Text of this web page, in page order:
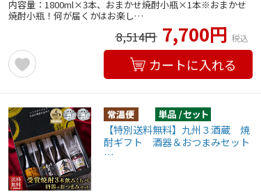
内容量：1800ml×3本、おまかせ焼酎小瓶×1本※おまかせ
焼酎小瓶！何が届くかはお楽し…
8,514円 7,700円 税込
カートに入れる
【特別送料無料】九州３酒蔵 焼
酎ギフト 酒器＆おつまみセット
…